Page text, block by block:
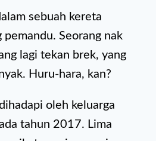
sebuah kereta
pemandu. Seorang nak
lagi tekan brek, yang
Huru-hara, kan?
oleh keluarga
tahun 2017. Lima